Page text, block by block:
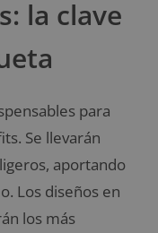
la clave
para
Se llevarán
aportando
Los diseños en
los más